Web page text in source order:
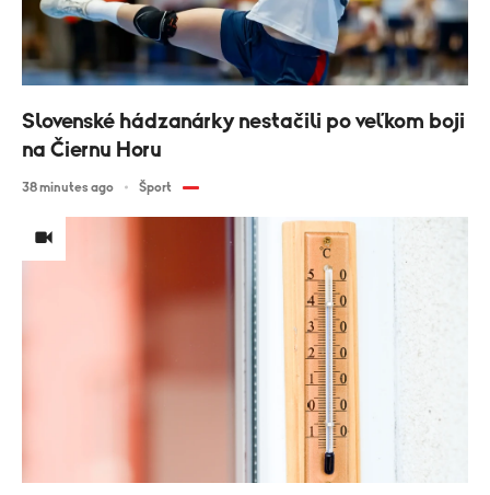
Slovenské hádzanárky nestačili po veľkom boji
na Čiernu Horu
38 minutes ago Šport